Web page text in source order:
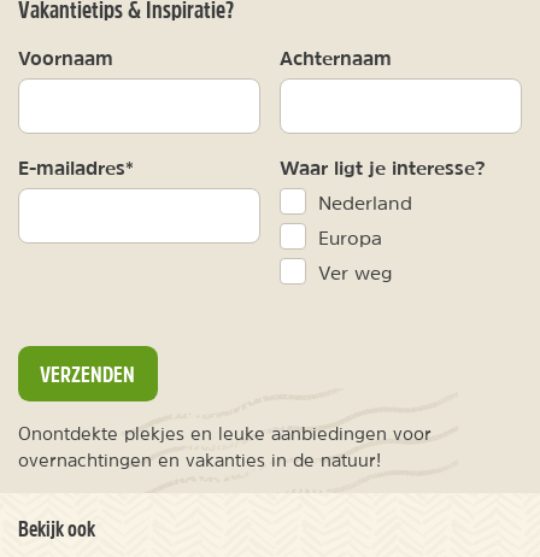
Vakantietips & Inspiratie?
Voornaam Achternaam
E-mailadres* Waar ligt je interesse?
Nederland
Europa
Ver weg
VERZENDEN
Onontdekte plekjes en leuke aanbiedingen voor
overnachtingen en vakanties in de natuur!
Bekijk ook